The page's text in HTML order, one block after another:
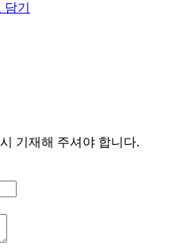
기
기재해 주셔야 합니다.